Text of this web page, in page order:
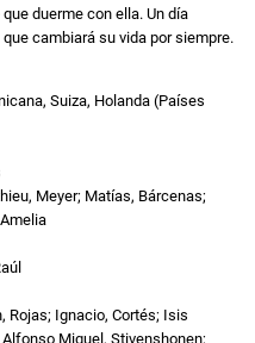
duerme con ella. Un día
cambiará su vida por siempre.
Suiza, Holanda (Países
Meyer; Matías, Bárcenas;
Rojas; Ignacio, Cortés; Isis
Miguel, Stivenshonen;